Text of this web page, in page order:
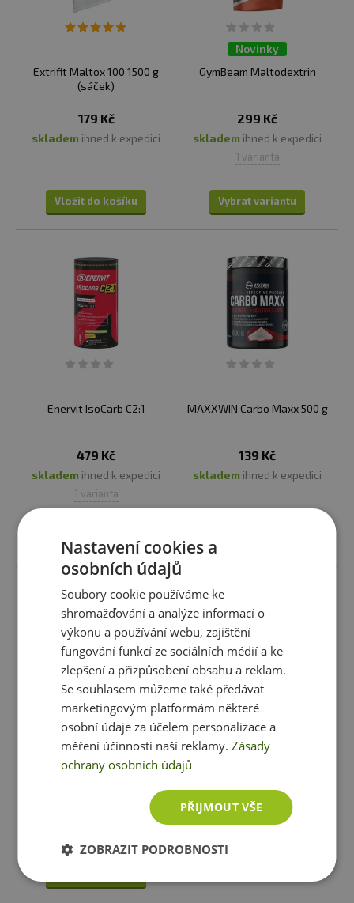
může být rychlý příjem sacharidů, jako je
maltodextrin, užitečný pro rychlejší doplnění
glykogenu (energetického zásobníku v svalových
buňkách) a podporu regenerace.
KDY A JAK DÁVKOVAT MALTODEXTRIN PRO
MAXIMÁLNÍ EFEKT?
aby zvýšil hladinu glykogenu
energie. Doporučuje se konzumovat ho 30-60 minut
před začátkem sportovní aktivity.
Během delších tréninků:Pokud sportujete déle
během aktivity. Maltodextrin můžete konzumovat ve
formě nápoje, gelů nebo tablet, které lze snadno
přenést a konzumovat i během pohybu.
Po tréninku:
Po vyčerpávajícím tréninku můžete
doplnit zásoby glykogenu ve svalových buňkách.
Konzumace maltodextrinu spolu s bílkovinami po
Doporučená dávka maltodextrinu se může lišit podle
individuálních potřeb, typu sportu a intenzity aktivity.
Obvykle se doporučuje 30-60 gramů maltodextrinu (což
je zhruba 1-2 standardní odměrky) na hodinu fyzické
aktivity.
Extrifit Maltox 100 1500 g
(sáček)
179 Kč
skladem ihned k expedici
Vložit do košíku
Novinky
GymBeam Maltodextrin
299 Kč
skladem ihned k expedici
1 varianta
Vybrat variantu
Enervit IsoCarb C2:1
479 Kč
skladem ihned k expedici
1 varianta
MAXXWIN Carbo Maxx 500 g
139 Kč
skladem ihned k expedici
Leader Malto 1000 g
ihned k expedici
Enervit Maltodextrin
419 Kč
Momentálně nedostupné
Nastavení cookies a
osobních údajů
Soubory cookie používáme ke
shromažďování a analýze informací o
výkonu a používání webu, zajištění
fungování funkcí ze sociálních médií a ke
zlepšení a přizpůsobení obsahu a reklam.
Se souhlasem můžeme také předávat
marketingovým platformám některé
osobní údaje za účelem personalizace a
měření účinnosti naší reklamy.Zásady
ochrany osobních údajů
PŘIJMOUT VŠE
ZOBRAZIT PODROBNOSTI